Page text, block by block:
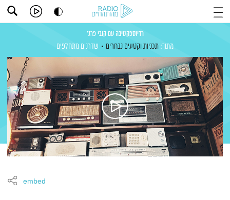
רדיוספקטיבה עם קובי פרג'
מתוך: תכניות וקטעים נבחרים שדרנים מתחלפים
embed